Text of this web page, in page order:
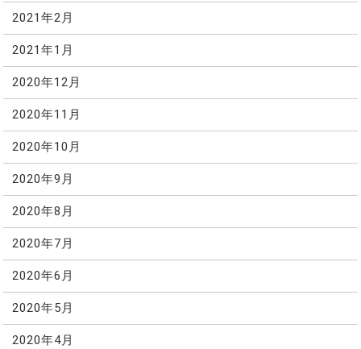
2021年2月
2021年1月
2020年12月
2020年11月
2020年10月
2020年9月
2020年8月
2020年7月
2020年6月
2020年5月
2020年4月